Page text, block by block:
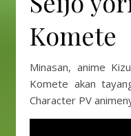
Komete
Minasan, anime
Komete akan
Character PV